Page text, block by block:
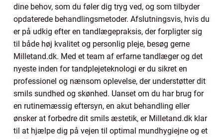
dine behov, som du føler dig tryg ved, og som tilbyder
opdaterede behandlingsmetoder. Afslutningsvis, hvis du
er på udkig efter en tandlægepraksis, der forpligter sig
til både høj kvalitet og personlig pleje, besøg gerne
Milletand.dk. Med et team af erfarne tandlæger og det
nyeste inden for tandplejeteknologi er du sikret en
professionel og nænsom oplevelse, der understøtter dit
smils sundhed og skønhed. Uanset om du har brug for
en rutinemæssig eftersyn, en akut behandling eller
ønsker at forbedre dit smils æstetik, er Milletand.dk klar
til at hjælpe dig på vejen til optimal mundhygiejne og et